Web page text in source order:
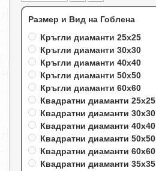
Размер и Вид на Гоблена
Кръгли диаманти 25х25
Кръгли диаманти 30х30
Кръгли диаманти 40х40
Кръгли диаманти 50х50
Кръгли диаманти 60х60
Квадратни диаманти 25х25
Квадратни диаманти 30х30
Квадратни диаманти 40х40
Квадратни диаманти 50х50
Квадратни диаманти 60х60
Квадратни диаманти 35х35